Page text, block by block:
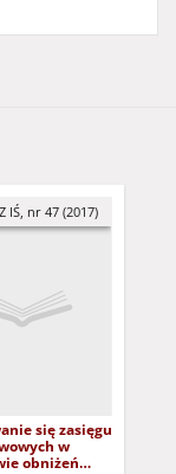
IŚ, nr 47 (2017)
się zasięgu
w
obniżeń